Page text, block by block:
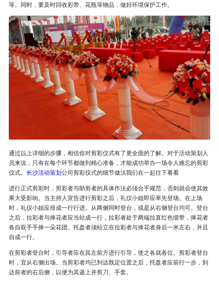
等。同时，要及时回收彩带、花瓶等物品，做好环境保护工作。
通过以上详细的步骤，相信你对剪彩仪式有了更全面的了解。对于活动策划人
员来说，只有在每个环节都做到精心准备，才能成功举办一场令人难忘的剪彩
仪式。 长沙活动策划 公司剪彩仪式的细节做法我们在一起往下看看
进行正式剪彩时，剪彩者与助剪者的具体作法必须合乎规范，否则就会使其效
果大受影响。当主持人宣告进行剪彩之后，礼仪小姐即应率先登场。在上场
时，礼仪小姐应排成一行行进。从两侧同时登台，或是从右侧登台均可。登台
之后，拉彩者与捧花者应当站成一行，拉彩者处于两端拉直红色缎带，捧花者
各自双手手捧一朵花团。托盘者须站立在拉彩者与捧花者身后一米左右，并且
自成一行。
在剪彩者登台时，引导者应在其左前方进行引导，使之各就各位。剪彩者登台
时，宜从右侧出场。当剪彩者均已到达既定位置之后，托盘者应前行一步，到
达前者的右后侧，以便为其递上并剪刀、手套。